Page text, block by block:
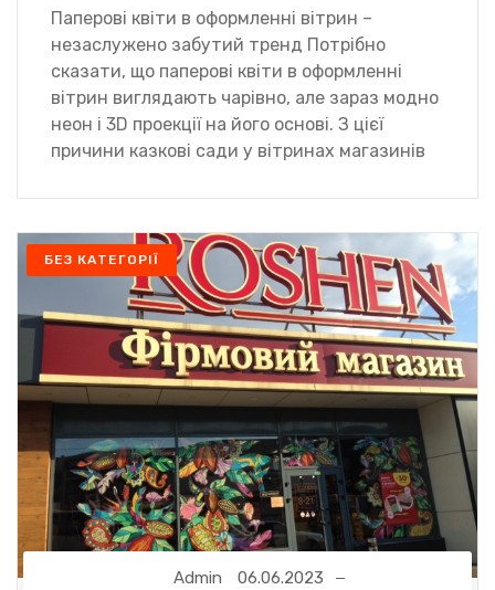
Паперові квіти в оформленні вітрин –
незаслужено забутий тренд Потрібно
сказати, що паперові квіти в оформленні
вітрин виглядають чарівно, але зараз модно
неон і 3D проекції на його основі. З цієї
причини казкові сади у вітринах магазинів
БЕЗ КАТЕГОРІЇ
Admin 06.06.2023